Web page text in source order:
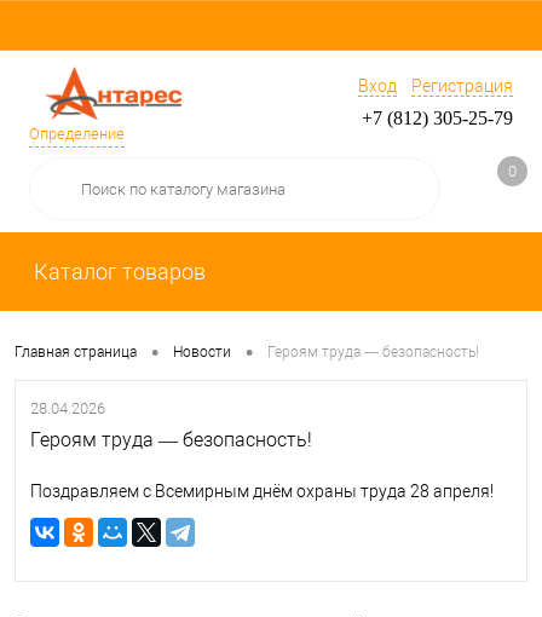
Определение
Вход Регистрация
+7 (812) 305-25-79
0
Каталог товаров
Главная страница • Новости • Героям труда — безопасность!
28.04.2026
Героям труда — безопасность!
Поздравляем с Всемирным днём охраны труда 28 апреля!